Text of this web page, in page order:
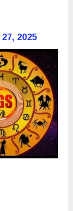
2025